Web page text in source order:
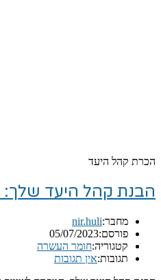
הכרת קהל היעד
הבנת קהל היעד שלך:
מחבר:nir.huli
פורסם:05/07/2023
קטגוריה:חומר העשרה
תגובות:אין תגובות